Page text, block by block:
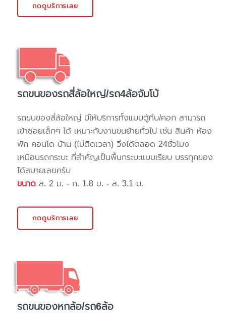
กดดูบริการเลย
รถขนของรถสี่ล้อใหญ่/รถ4ล้อจัมโบ้
รถขนของสี่ล้อใหญ่ มีให้บริการทั้งแบบตู้ทึบ/คอก สามารถ
เข้าซอยเล็กๆ ได้ เหมาะกับงานขนย้ายทั่วไป เช่น สินค้า ห้อง
พัก คอนโด บ้าน (ไม่ติดเวลา) วิ่งได้ตลอด 24ชั่วโมง
เหมือนรถกระบะ ที่สำคัญเป็นพื้นกระบะแบบเรียบ บรรทุกของ
ได้สบายเลยครับ
ขนาด ส. 2 ม. - ก. 1.8 ม. - ล. 3.1 ม.
กดดูบริการเลย
รถขนของหกล้อ/รถ6ล้อ